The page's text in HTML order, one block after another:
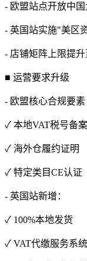
- 欧盟站点开放中
- 英国站实施"美区
- 店铺矩阵上限提
■ 运营要求升级
- 欧盟核心合规要素
✓ 本地VAT税号备案
✓ 海外仓履约证明
✓ 特定类目CE认证
- 英国站新增：
✓ 100%本地发货
✓ VAT代缴服务系统